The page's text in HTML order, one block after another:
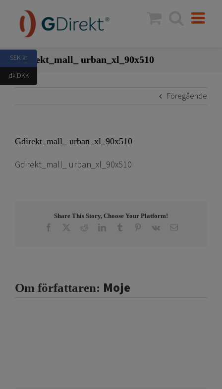
innehållet
Gdirekt_mall_ urban_xl_90x510
Föregående
Gdirekt_mall_ urban_xl_90x510
Gdirekt_mall_ urban_xl_90x510
Share This Story, Choose Your Platform!
Facebook RedditLinkedInTumblr Pinterest
Vk E-
Om författaren: Moje
SEK kr
dk DKK